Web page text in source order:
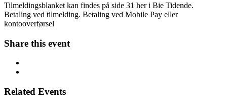
Tilmeldingsblanket kan findes på side 31 her i Bie Tidende.
Betaling ved tilmelding. Betaling ved Mobile Pay eller
kontooverførsel
Share this event
Related Events